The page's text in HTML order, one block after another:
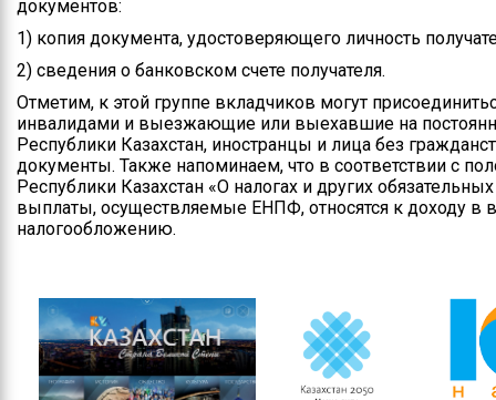
документов:
1) копия документа, удостоверяющего личность
2) сведения о банковском счете получателя.
Отметим, к этой группе вкладчиков могут
инвалидами и выезжающие или выехавшие на
Республики Казахстан, иностранцы и лица без
документы. Также напоминаем, что в соответствии с
Республики Казахстан «О налогах и других
выплаты, осуществляемые ЕНПФ, относятся к доходу
налогообложению.